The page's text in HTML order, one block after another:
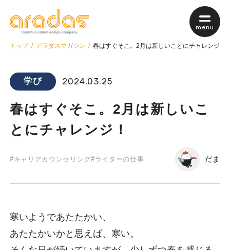
menu
私たちについて
サービス案内
web制作
よくあるご質問
トップ アラダスマガジン 春はすぐそこ。2月は新しいことにチャレンジ！
学び 2024.03.25
春はすぐそこ。2月は新しいこ
とにチャレンジ！
#キャリアカウンセリング#ライターの仕事 だま
寒いようであたたかい、
あたたかいかと思えば、寒い。